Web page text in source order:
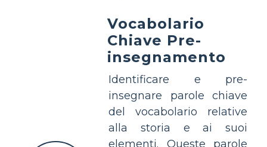
Vocabolario
Chiave Pre-
insegnamento
Identificare e pre-
insegnare parole chiave
del vocabolario relative
alla storia e ai suoi
elementi. Queste parole